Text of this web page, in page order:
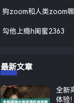
狗zoom和人类zoom
勾他上瘾h闺蜜2363
最新文章
全新
体验！